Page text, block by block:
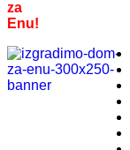
za
Enu!